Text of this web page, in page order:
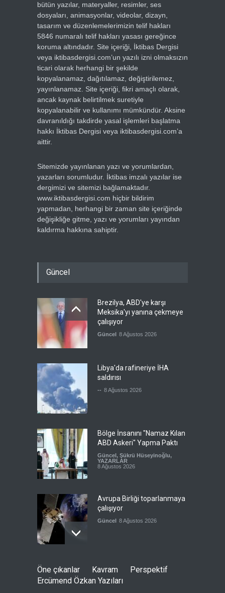
bütün yazılar, materyaller, resimler, ses
dosyaları, animasyonlar, videolar, dizayn,
tasarım ve düzenlemelerimizin telif hakları
5846 numaralı telif hakları yasası gereğince
koruma altındadır. Site içeriği, İktibas Dergisi
veya iktibasdergisi.com’un yazılı izni olmaksızın
ticari olarak herhangi bir şekilde
kopyalanamaz, dağıtılamaz, değiştirilemez,
yayınlanamaz. Site içeriği, fikri amaçlı olarak,
ancak kaynak belirtilmek suretiyle
kopyalanabilir ve kullanımı mümkündür. Aksine
davranıldığı takdirde yasal işlemleri başlatma
hakkı İktibas Dergisi veya iktibasdergisi.com’a
aittir.
Sitemizde yayınlanan yazı ve yorumlardan,
yazarları sorumludur. İktibas imzalı yazılar ise
dergimizi ve sitemizi bağlamaktadır.
www.iktibasdergisi.com hiçbir bildirim
yapmadan, herhangi bir zaman site içeriğinde
değişikliğe gitme, yazı ve yorumları yayından
kaldırma hakkına sahiptir.
Güncel
Brezilya, ABD'ye karşı
Meksika'yı yanına çekmeye
çalışıyor
Güncel 8 Ağustos 2026
Libya'da rafineriye İHA
saldırısı
-- 8 Ağustos 2026
Bölge İnsanını "Namaz Kılan
ABD Askeri" Yapma Paktı
Güncel , Şükrü Hüseyinoğlu,
YAZARLAR
8 Ağustos 2026
Avrupa Birliği toparlanmaya
çalışıyor
Güncel 8 Ağustos 2026
Pezeşkiyan: Neden sürekli
'savaşalım' demek
zorundayız?
Öne çıkanlar Kavram
Perspektif
Ercümend Özkan Yazıları